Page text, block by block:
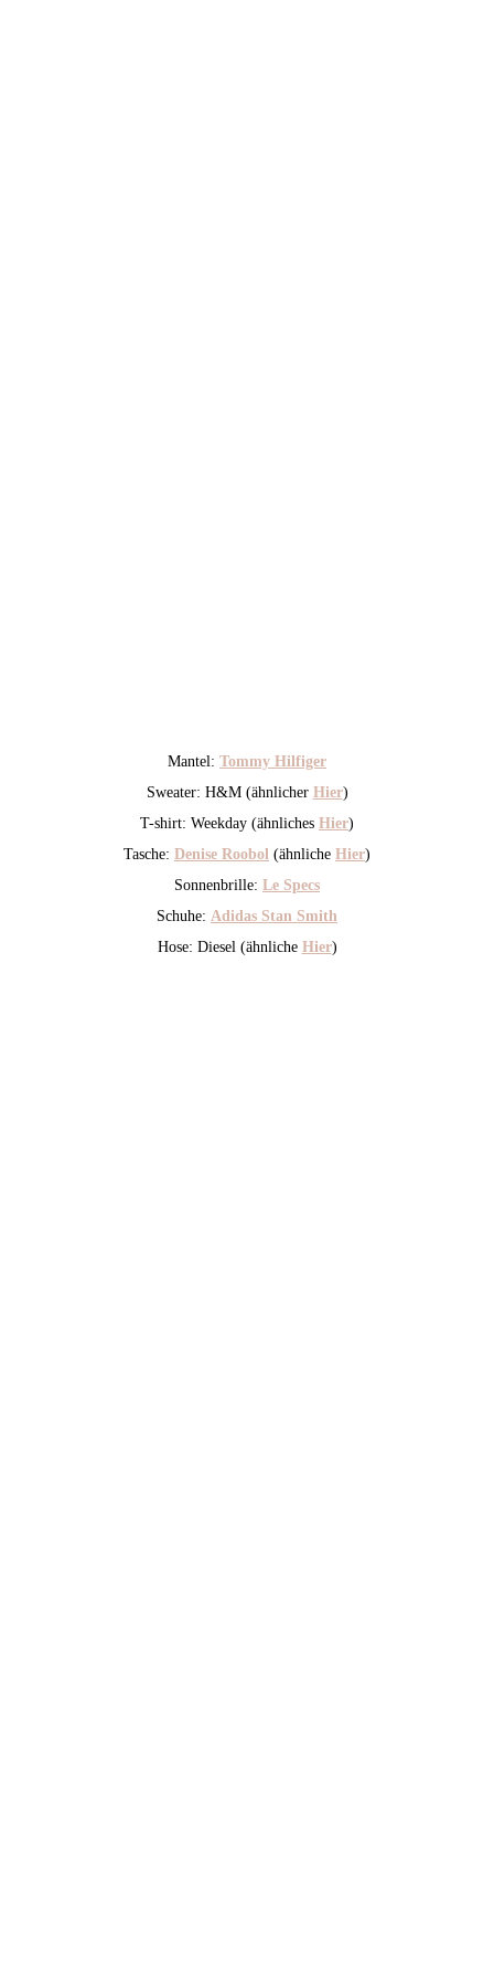
Mantel: Tommy Hilfiger
Sweater: H&M (ähnlicher Hier)
T-shirt: Weekday (ähnliches Hier)
Tasche: Denise Roobol (ähnliche Hier)
Sonnenbrille: Le Specs
Schuhe: Adidas Stan Smith
Hose: Diesel (ähnliche Hier)